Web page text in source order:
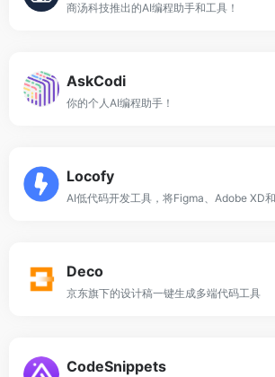
商汤科技推出的AI编程助手和工具！
AskCodi
你的个人AI编程助手！
Locofy
Deco
京东旗下的设计稿一键生成多端代码工具
CodeSnippets